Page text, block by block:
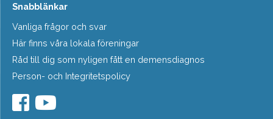
Snabblänkar
Vanliga frågor och svar
Här finns våra lokala föreningar
Råd till dig som nyligen fått en demensdiagnos
Person- och Integritetspolicy